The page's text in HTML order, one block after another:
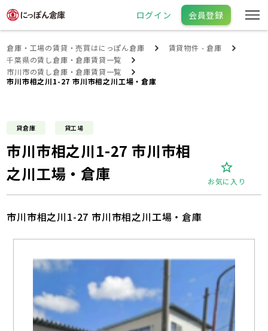
ログイン 会員登録
倉庫・工場の賃貸・売買はにっぽん倉庫
賃貸物件 - 倉庫
千葉県の賃し倉庫・倉庫賃貸一覧
市川市の賃し倉庫・倉庫賃貸一覧
市川市相之川1-27 市川市相之川工場・倉庫
貸倉庫 貸工場
市川市相之川1-27 市川市相
之川工場・倉庫
お気に入り
市川市相之川1-27 市川市相之川工場・倉庫